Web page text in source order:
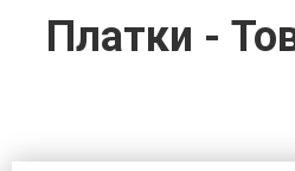
Платки -